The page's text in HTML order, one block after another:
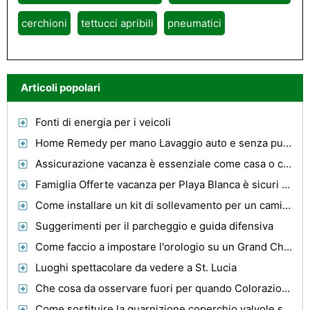
cerchioni tettucci apribili pneumatici
Articoli popolari
Fonti di energia per i veicoli
Home Remedy per mano Lavaggio auto e senza punti di essiccazione
Assicurazione vacanza è essenziale come casa o copertura auto, e questo è un dato di fatto!
Famiglia Offerte vacanza per Playa Blanca è sicuri di Deliver Smiles
Come installare un kit di sollevamento per un camion Chevy
Suggerimenti per il parcheggio e guida difensiva
Come faccio a impostare l'orologio su un Grand Cherokee 1997?
Luoghi spettacolare da vedere a St. Lucia
Che cosa da osservare fuori per quando Colorazione auto glass